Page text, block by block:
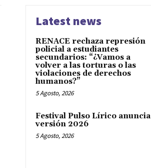
Latest news
RENACE rechaza represión
policial a estudiantes
secundarios: “¿Vamos a
volver a las torturas o las
violaciones de derechos
humanos?”
5 Agosto, 2026
Festival Pulso Lírico anuncia
versión 2026
5 Agosto, 2026